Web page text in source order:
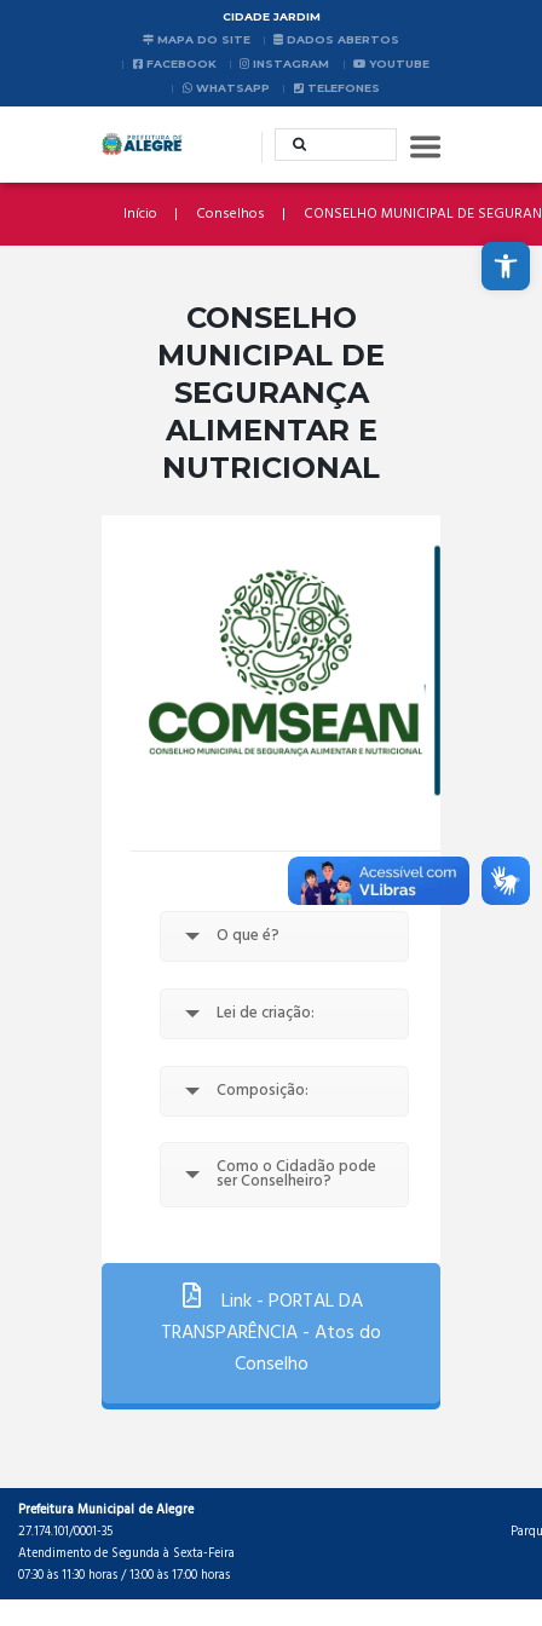
Abrir a barra de ferramentas
CIDADE JARDIM
MAPA DO SITE
DADOS ABERTOS
FACEBOOK
INSTAGRAM
YOUTUBE
WHATSAPP
TELEFONES
Início Conselhos CONSELHO MUNICIPAL DE
CONSELHO
MUNICIPAL DE
SEGURANÇA
ALIMENTAR E
NUTRICIONAL
O que é?
Lei de criação:
Composição:
Como o Cidadão pode
ser Conselheiro?
Link - PORTAL DA
TRANSPARÊNCIA - Atos do
Conselho
Prefeitura Municipal de Alegre
27.174.101/0001-35
Atendimento de Segunda à Sexta-Feira
07:30 às 11:30 horas / 13:00 às 17:00 horas